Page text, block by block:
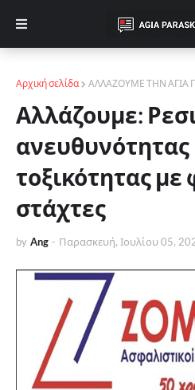
Αρχική σελίδα ΑΛΛΑΖΟΥΜΕ ΤΗΝ ΑΓΙΑ
Αλλάζουμε:
ανευθυνότητας
τοξικότητας με
στάχτες
by Ang - Παρασκευή, Ιουλίου 05,